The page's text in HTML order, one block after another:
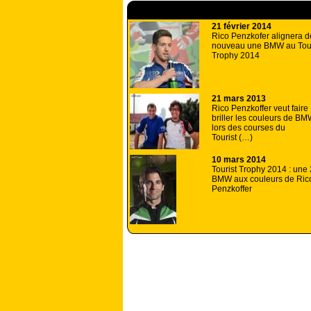
21 février 2014
Rico Penzkofer alignera
nouveau une BMW au
Trophy 2014
21 mars 2013
Rico Penzkoffer veut faire
briller les couleurs de
lors des courses du
Tourist (…)
10 mars 2014
Tourist Trophy 2014 : une
BMW aux couleurs de
Penzkoffer